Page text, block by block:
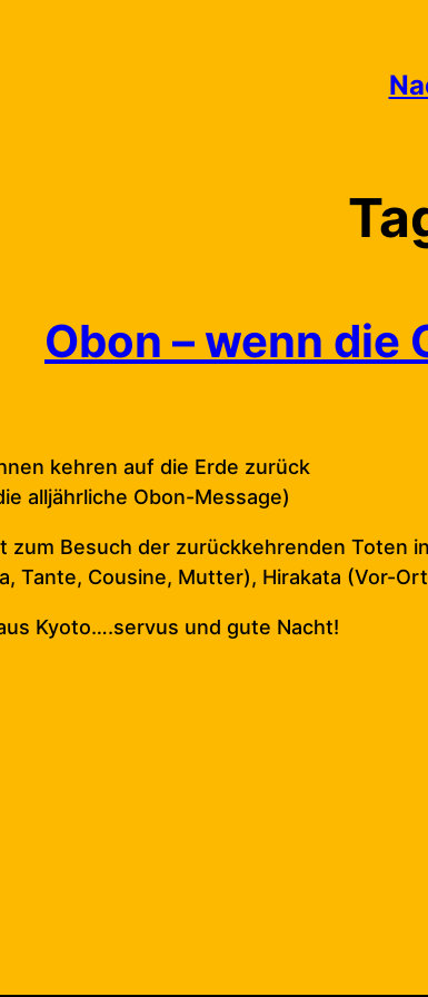
Obon – wenn
kehren auf die Erde zurück
alljährliche Obon-Message)
zum Besuch der zurückkehrenden Toten
Tante, Cousine, Mutter), Hirakata (Vor-
Kyoto….servus und gute Nacht!